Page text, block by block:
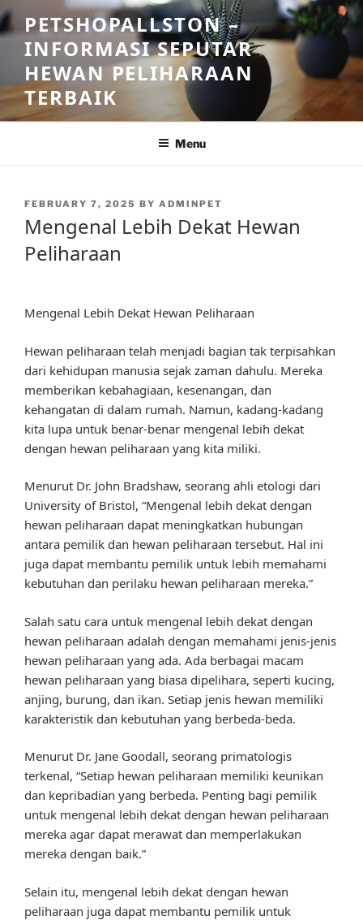
Skip
to
content
PETSHOPALLSTON –
INFORMASI SEPUTAR
HEWAN PELIHARAAN
TERBAIK
Menu
POSTED
FEBRUARY 7, 2025 BY ADMINPET
Mengenal Lebih Dekat Hewan
Peliharaan
Mengenal Lebih Dekat Hewan Peliharaan
Hewan peliharaan telah menjadi bagian tak terpisahkan
dari kehidupan manusia sejak zaman dahulu. Mereka
memberikan kebahagiaan, kesenangan, dan
kehangatan di dalam rumah. Namun, kadang-kadang
kita lupa untuk benar-benar mengenal lebih dekat
dengan hewan peliharaan yang kita miliki.
Menurut Dr. John Bradshaw, seorang ahli etologi dari
University of Bristol, “Mengenal lebih dekat dengan
hewan peliharaan dapat meningkatkan hubungan
antara pemilik dan hewan peliharaan tersebut. Hal ini
juga dapat membantu pemilik untuk lebih memahami
kebutuhan dan perilaku hewan peliharaan mereka.”
Salah satu cara untuk mengenal lebih dekat dengan
hewan peliharaan adalah dengan memahami jenis-jenis
hewan peliharaan yang ada. Ada berbagai macam
hewan peliharaan yang biasa dipelihara, seperti kucing,
anjing, burung, dan ikan. Setiap jenis hewan memiliki
karakteristik dan kebutuhan yang berbeda-beda.
Menurut Dr. Jane Goodall, seorang primatologis
terkenal, “Setiap hewan peliharaan memiliki keunikan
dan kepribadian yang berbeda. Penting bagi pemilik
untuk mengenal lebih dekat dengan hewan peliharaan
mereka agar dapat merawat dan memperlakukan
mereka dengan baik.”
Selain itu, mengenal lebih dekat dengan hewan
peliharaan juga dapat membantu pemilik untuk